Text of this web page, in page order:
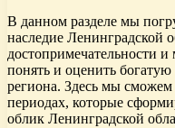
В данном разделе мы
наследие Ленинградской
достопримечательности
понять и оценить
региона. Здесь мы
периодах, которые
облик Ленинградской